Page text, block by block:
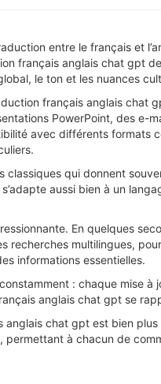
entre le français et
français anglais chat gpt
le ton et les nuances
français anglais
PowerPoint, des e-
avec différents formats
classiques qui donnent
aussi bien à un
En quelques
recherches multilingues,
informations essentielles.
: chaque mise
anglais chat gpt se
anglais chat gpt est bien
permettant à chacun de